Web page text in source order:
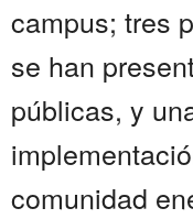
campus; tres
se han
públicas, y
comunidad